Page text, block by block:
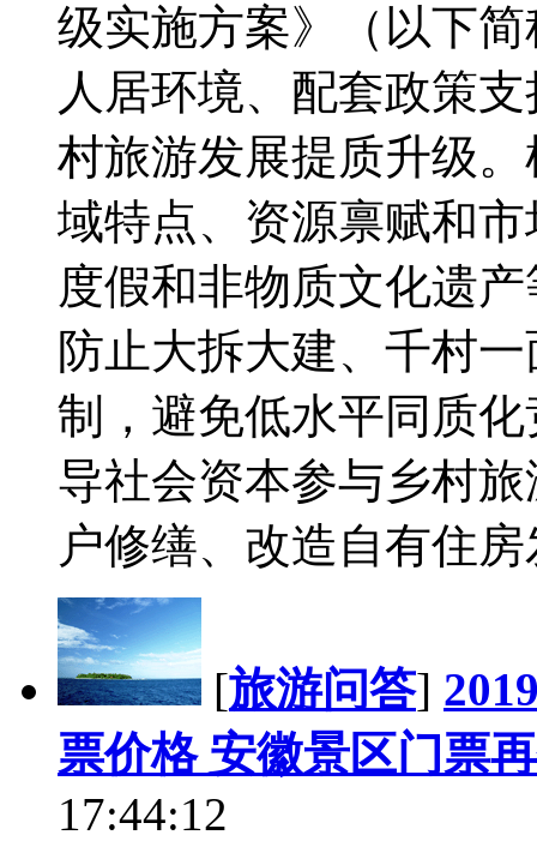
级实施方案》（以下
人居环境、配套政策
村旅游发展提质升级
域特点、资源禀赋和
度假和非物质文化遗
防止大拆大建、千村
制，避免低水平同质
导社会资本参与乡村
户修缮、改造自有住
[旅游问答]
票价格 安徽景区门票
17:44:12